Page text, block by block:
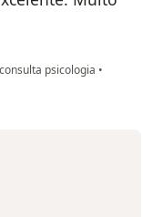
psicologia •